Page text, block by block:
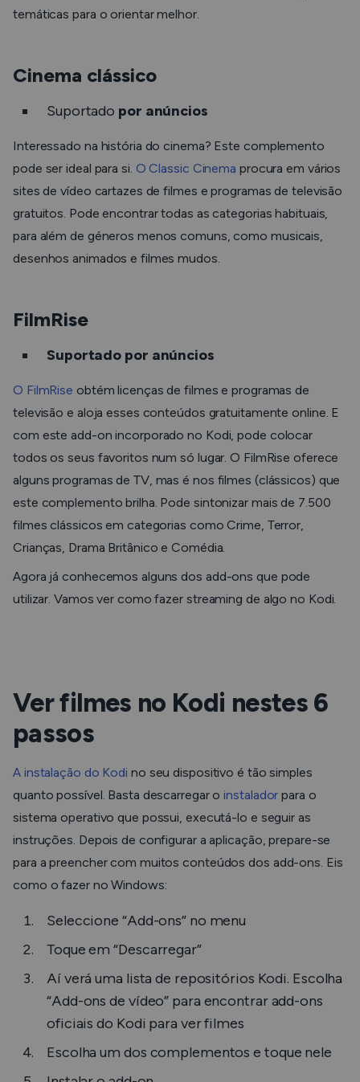
temáticas para o orientar melhor.
Cinema clássico
Suportado por anúncios
Interessado na história do cinema? Este complemento
pode ser ideal para si. O Сlassic Cinema procura em vários
sites de vídeo cartazes de filmes e programas de televisão
gratuitos. Pode encontrar todas as categorias habituais,
para além de géneros menos comuns, como musicais,
desenhos animados e filmes mudos.
FilmRise
Suportado por anúncios
O FilmRise obtém licenças de filmes e programas de
televisão e aloja esses conteúdos gratuitamente online. E
com este add-on incorporado no Kodi, pode colocar
todos os seus favoritos num só lugar. O FilmRise oferece
alguns programas de TV, mas é nos filmes (clássicos) que
este complemento brilha. Pode sintonizar mais de 7.500
filmes clássicos em categorias como Crime, Terror,
Crianças, Drama Britânico e Comédia.
Agora já conhecemos alguns dos add-ons que pode
utilizar. Vamos ver como fazer streaming de algo no Kodi.
Ver filmes no Kodi nestes 6
passos
A instalação do Kodi no seu dispositivo é tão simples
quanto possível. Basta descarregar oinstalador para o
sistema operativo que possui, executá-lo e seguir as
instruções. Depois de configurar a aplicação, prepare-se
para a preencher com muitos conteúdos dos add-ons. Eis
como o fazer no Windows:
Seleccione “Add-ons” no menu
Toque em “Descarregar”
Aí verá uma lista de repositórios Kodi. Escolha
“Add-ons de vídeo” para encontrar add-ons
oficiais do Kodi para ver filmes
Escolha um dos complementos e toque nele